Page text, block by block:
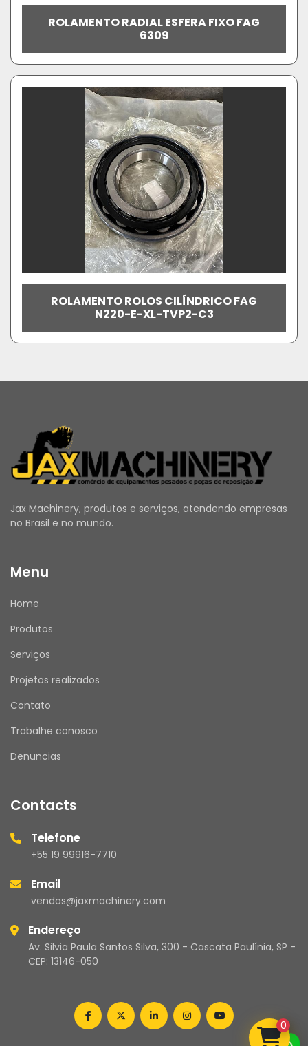
ROLAMENTO RADIAL ESFERA FIXO FAG
6309
ROLAMENTO ROLOS CILÍNDRICO FAG
N220-E-XL-TVP2-C3
Jax Machinery, produtos e serviços, atendendo empresas
no Brasil e no mundo.
Menu
Home
Produtos
Serviços
Projetos realizados
Contato
Trabalhe conosco
Denuncias
Contacts
Telefone
+55 19 99916-7710
Email
vendas@jaxmachinery.com
Endereço
Av. Silvia Paula Santos Silva, 300 - Cascata Paulínia, SP -
CEP: 13146-050
facebooktwitterlinkedininstagramyoutube 0